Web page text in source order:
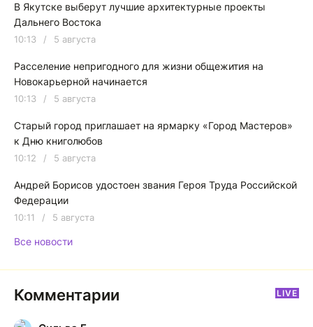
В Якутске выберут лучшие архитектурные проекты
Дальнего Востока
10:13 / 5 августа
Расселение непригодного для жизни общежития на
Новокарьерной начинается
10:13 / 5 августа
Старый город приглашает на ярмарку «Город Мастеров»
к Дню книголюбов
10:12 / 5 августа
Андрей Борисов удостоен звания Героя Труда Российской
Федерации
10:11 / 5 августа
Все новости
Комментарии LIVE